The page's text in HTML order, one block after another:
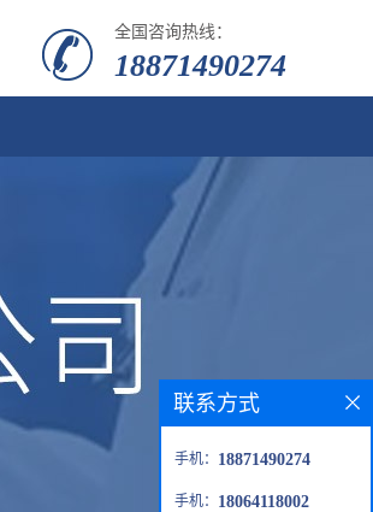
全国咨询热线：
18871490274
联系方式
手机： 18871490274
手机： 18064118002